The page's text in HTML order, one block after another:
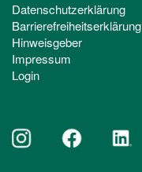
Datenschutzerklärung
Barrierefreiheitserklärung
Hinweisgeber
Impressum
Login